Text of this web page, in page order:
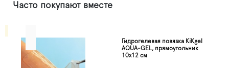
Часто покупают вместе
Гидрогелевая повязка KiKgеl
AQUA-GEL, прямоугольник
10х12 см